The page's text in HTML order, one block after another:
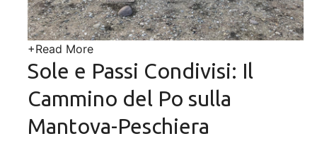
+Read More
Sole e Passi Condivisi: Il
Cammino del Po sulla
Mantova-Peschiera